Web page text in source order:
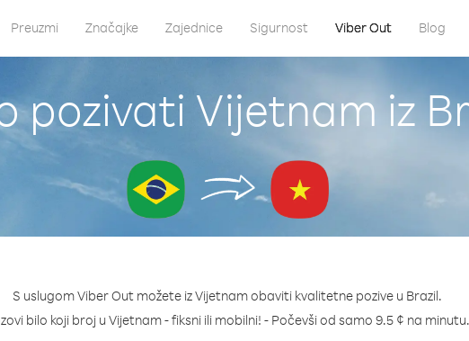
Preuzmi Značajke Zajednice Sigurnost Viber Out Blog
pozivati Vijetnam iz
S uslugom Viber Out možete iz Vijetnam obaviti kvalitetne pozive u Brazil.
bilo koji broj u Vijetnam - fiksni ili mobilni! - Počevši od samo 9.5 ¢ na minutu.